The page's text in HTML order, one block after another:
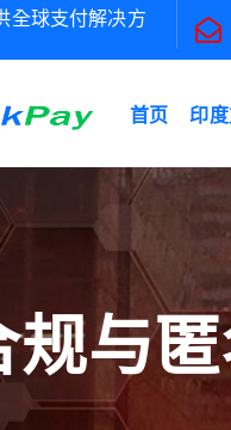
全球支付解决方
首页 印
规与